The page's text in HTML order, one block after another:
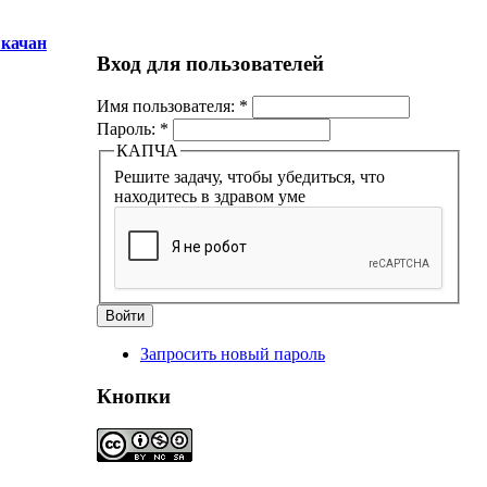
Вход для пользователей
Имя пользователя: *
Пароль: *
КАПЧА
Решите задачу, чтобы убедиться, что
находитесь в здравом уме
Запросить новый пароль
Кнопки